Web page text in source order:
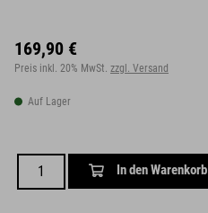
169,90 €
Preis inkl. 20% MwSt. zzgl. Versand
Auf Lager
In den Warenkorb